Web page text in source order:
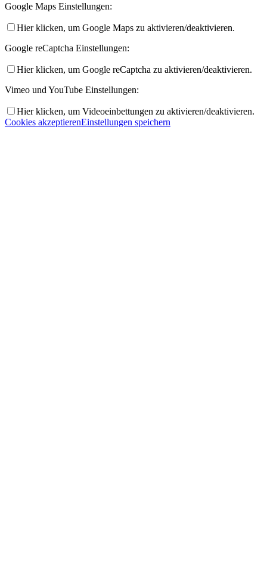
Google Maps Einstellungen:
Hier klicken, um Google Maps zu aktivieren/deaktivieren.
Google reCaptcha Einstellungen:
Hier klicken, um Google reCaptcha zu aktivieren/deaktivieren.
Vimeo und YouTube Einstellungen:
Hier klicken, um Videoeinbettungen zu aktivieren/deaktivieren.
Cookies akzeptierenEinstellungen speichern